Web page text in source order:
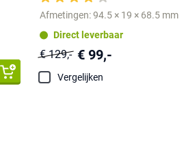
Afmetingen: 94.5 × 19 × 68.5 mm
Direct leverbaar
€ 129,- € 99,-
Vergelijken